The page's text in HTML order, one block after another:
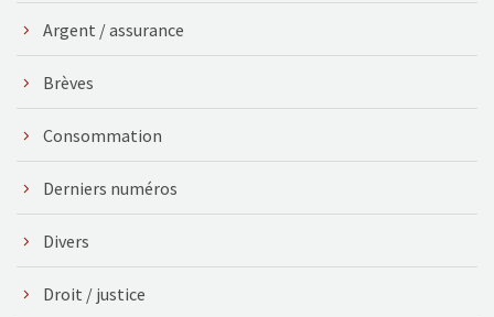
Argent / assurance
Brèves
Consommation
Derniers numéros
Divers
Droit / justice